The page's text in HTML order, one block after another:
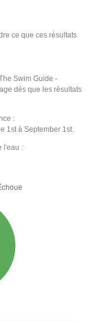
ce que ces résultats
Swim Guide -
dès que les résultats
:
1st à September 1st.
l'eau :